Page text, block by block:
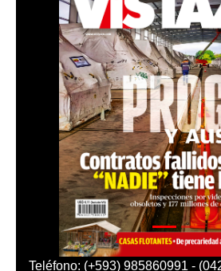
Teléfono: (+593) 985860991 -